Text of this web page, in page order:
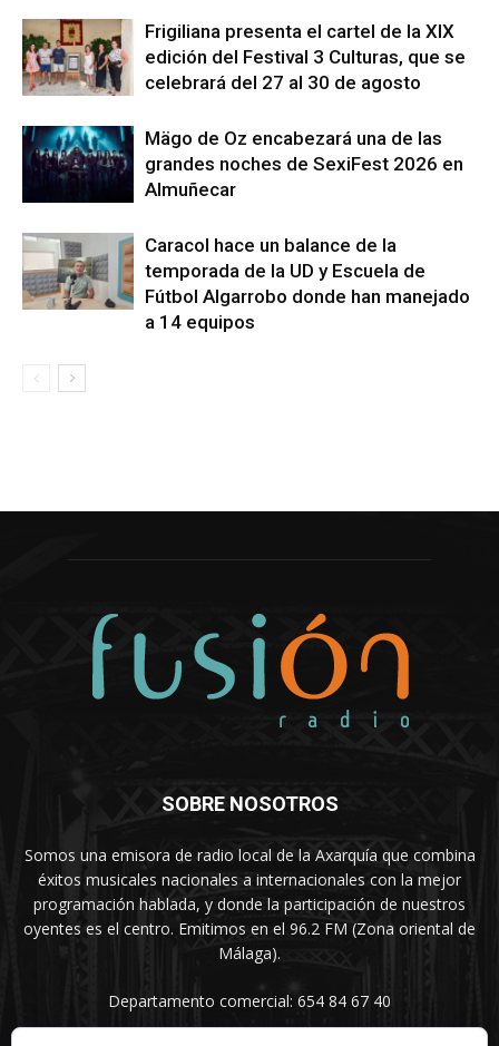
Frigiliana presenta el cartel de la XIX
edición del Festival 3 Culturas, que se
celebrará del 27 al 30 de agosto
Mägo de Oz encabezará una de las
grandes noches de SexiFest 2026 en
Almuñecar
Caracol hace un balance de la
temporada de la UD y Escuela de
Fútbol Algarrobo donde han manejado
a 14 equipos
SOBRE NOSOTROS
Somos una emisora de radio local de la Axarquía que combina
éxitos musicales nacionales a internacionales con la mejor
programación hablada, y donde la participación de nuestros
oyentes es el centro. Emitimos en el 96.2 FM (Zona oriental de
Málaga).
Departamento comercial: 654 84 67 40